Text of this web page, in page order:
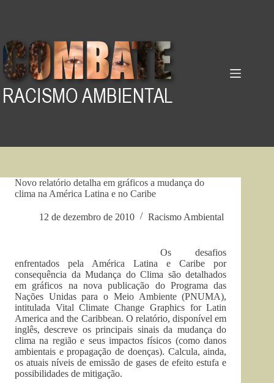
Novo relatório detalha em gráficos a mudança do
clima na América Latina e no Caribe
12 de dezembro de 2010 Racismo Ambiental
Os desafios
enfrentados pela América Latina e Caribe por
consequência da Mudança do Clima são detalhados
em gráficos na nova publicação do Programa das
Nações Unidas para o Meio Ambiente (PNUMA),
intitulada Vital Climate Change Graphics for Latin
America and the Caribbean. O relatório, disponível em
inglês, descreve os principais sinais da mudança do
clima na região e seus impactos físicos (como danos
ambientais e propagação de doenças). Calcula, ainda,
os atuais níveis de emissão de gases de efeito estufa e
possibilidades de mitigação.